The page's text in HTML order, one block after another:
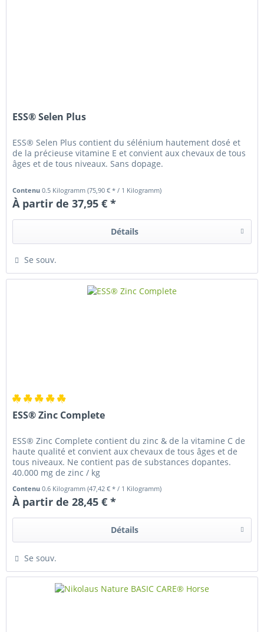
ESS® Selen Plus
ESS® Selen Plus contient du sélénium hautement dosé et
de la précieuse vitamine E et convient aux chevaux de tous
âges et de tous niveaux. Sans dopage.
Contenu0.5 Kilogramm(75,90 € * / 1 Kilogramm)
À partir de 37,95 € *
Détails
Se souv.
ESS® Zinc Complete
ESS® Zinc Complete contient du zinc & de la vitamine C de
haute qualité et convient aux chevaux de tous âges et de
tous niveaux. Ne contient pas de substances dopantes.
40.000 mg de zinc / kg
Contenu0.6 Kilogramm(47,42 € * / 1 Kilogramm)
À partir de 28,45 € *
Détails
Se souv.